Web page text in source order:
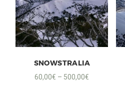
SNOWSTRALIA
60,00€ – 500,00€